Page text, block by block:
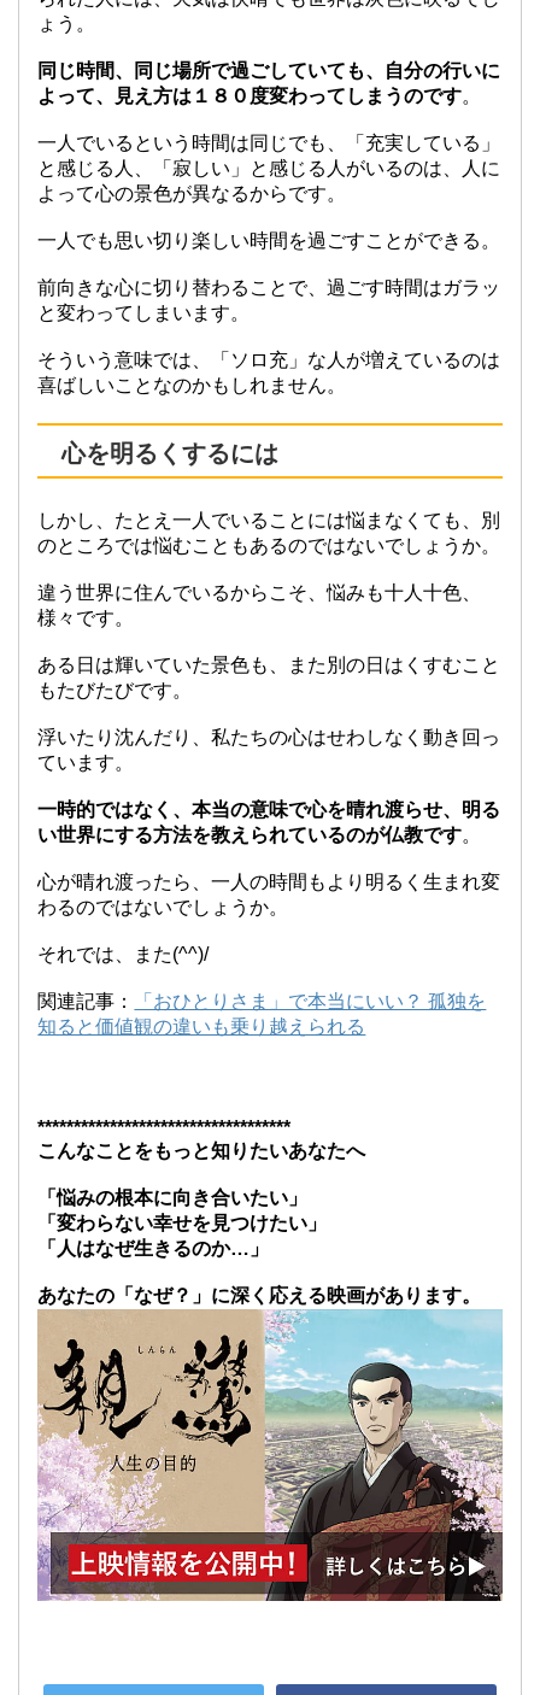
ょう。
同じ時間、同じ場所で過ごしていても、自分の行いに
よって、見え方は１８０度変わってしまうのです。
一人でいるという時間は同じでも、「充実している」
と感じる人、「寂しい」と感じる人がいるのは、人に
よって心の景色が異なるからです。
一人でも思い切り楽しい時間を過ごすことができる。
前向きな心に切り替わることで、過ごす時間はガラッ
と変わってしまいます。
そういう意味では、「ソロ充」な人が増えているのは
喜ばしいことなのかもしれません。
心を明るくするには
しかし、たとえ一人でいることには悩まなくても、別
のところでは悩むこともあるのではないでしょうか。
違う世界に住んでいるからこそ、悩みも十人十色、
様々です。
ある日は輝いていた景色も、また別の日はくすむこと
もたびたびです。
浮いたり沈んだり、私たちの心はせわしなく動き回っ
ています。
一時的ではなく、本当の意味で心を晴れ渡らせ、明る
い世界にする方法を教えられているのが仏教です。
心が晴れ渡ったら、一人の時間もより明るく生まれ変
わるのではないでしょうか。
それでは、また(^^)/
関連記事：
「おひとりさま」で本当にいい？ 孤独を
知ると価値観の違いも乗り越えられる
***********************************
こんなことをもっと知りたいあなたへ
「悩みの根本に向き合いたい」
「変わらない幸せを見つけたい」
「人はなぜ生きるのか…」
あなたの「なぜ？」に深く応える映画があります。